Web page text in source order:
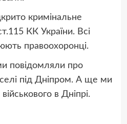
кримінальне
КК України. Всі
правоохоронці.
повідомляли про
під Дніпром. А ще ми
в Дніпрі.